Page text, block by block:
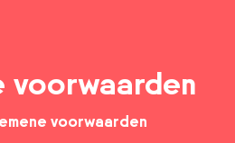
voorwaarden
voorwaarden